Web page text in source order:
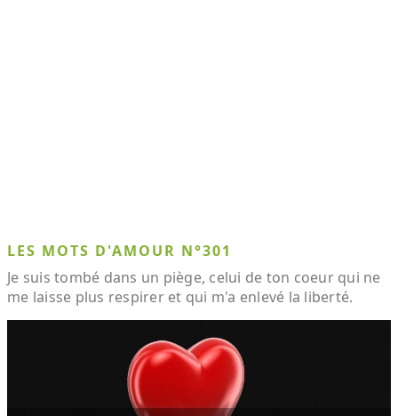
LES MOTS D'AMOUR N°301
Je suis tombé dans un piège, celui de ton coeur qui ne
me laisse plus respirer et qui m'a enlevé la liberté.